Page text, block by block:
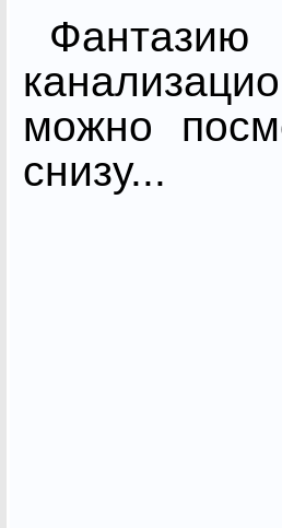
можно
снизу...